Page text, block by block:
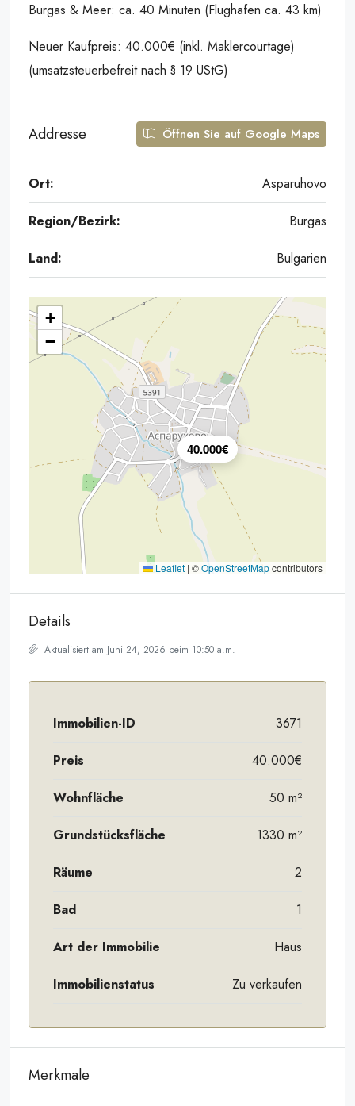
Burgas & Meer: ca. 40 Minuten (Flughafen ca. 43 km)
Neuer Kaufpreis: 40.000€ (inkl. Maklercourtage)
(umsatzsteuerbefreit nach § 19 UStG)
Addresse Öffnen Sie auf Google Maps
Ort: Asparuhovo
Region/Bezirk: Burgas
Land: Bulgarien
40.000€
+
−
Leaflet | ©OpenStreetMapcontributors
Details
Aktualisiert am Juni 24, 2026 beim 10:50 a.m.
Immobilien-ID 3671
Preis 40.000€
Wohnfläche 50 m²
Grundstücksfläche 1330 m²
Räume 2
Bad 1
Art der Immobilie Haus
Immobilienstatus Zu verkaufen
Merkmale